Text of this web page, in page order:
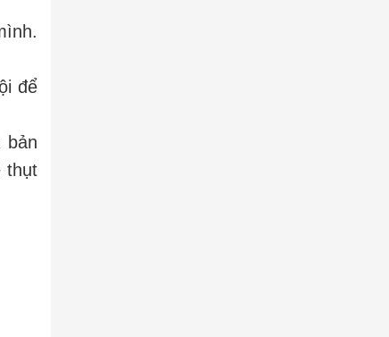
để
bản
thụt